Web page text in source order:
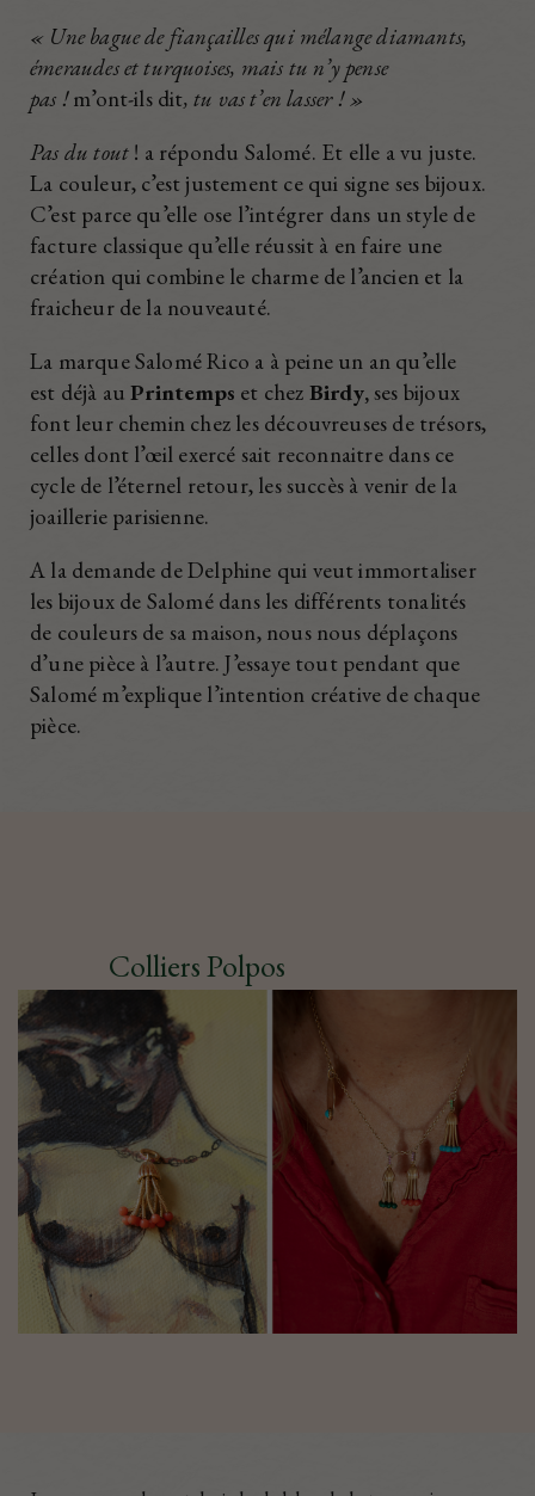
« Une bague de fiançailles qui mélange diamants,
émeraudes et turquoises, mais tu n’y pense
pas !m’ont-ils dit, tu vas t’en lasser ! »
Pas du tout ! a répondu Salomé. Et elle a vu juste.
La couleur, c’est justement ce qui signe ses bijoux.
C’est parce qu’elle ose l’intégrer dans un style de
facture classique qu’elle réussit à en faire une
création qui combine le charme de l’ancien et la
fraicheur de la nouveauté.
La marque Salomé Rico a à peine un an qu’elle
est déjà auPrintemps et chez Birdy,ses bijoux
font leur chemin chez les découvreuses de trésors,
celles dont l’œil exercé sait reconnaitre dans ce
cycle de l’éternel retour, les succès à venir de la
joaillerie parisienne.
A la demande de Delphine qui veut immortaliser
les bijoux de Salomé dans les différents tonalités
de couleurs de sa maison, nous nous déplaçons
d’une pièce à l’autre. J’essaye tout pendant que
Salomé m’explique l’intention créative de chaque
pièce.
Colliers Polpos